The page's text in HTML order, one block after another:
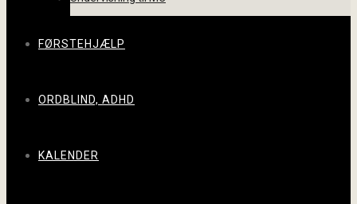
FØRSTEHJÆLP
ORDBLIND, ADHD
KALENDER